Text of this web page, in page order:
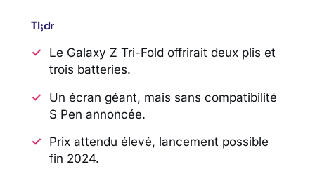
Tl;dr
Le Galaxy Z Tri-Fold offrirait deux plis et
trois batteries.
Un écran géant, mais sans compatibilité
S Pen annoncée.
Prix attendu élevé, lancement possible
fin 2024.